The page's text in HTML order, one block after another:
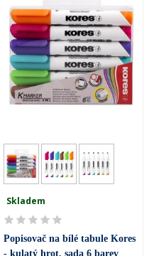
Skladem
Popisovač na bílé tabule Kores
- kulatý hrot, sada 6 barev